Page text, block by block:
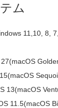
ム
11,10, 8,
13(macOS
11.5(macOS